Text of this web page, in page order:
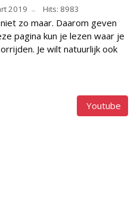
2019 Hits: 8983
zo maar. Daarom geven
pagina kun je lezen waar je
Je wilt natuurlijk ook
Youtube